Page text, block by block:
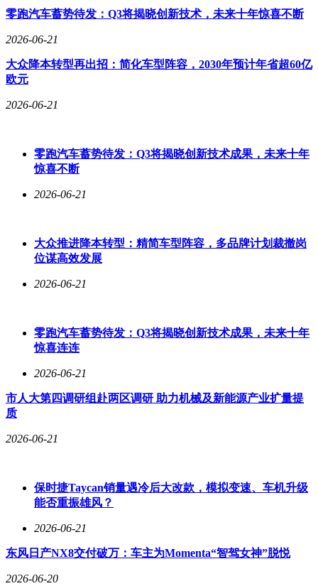
零跑汽车蓄势待发：Q3将揭晓创新技术，未来十年惊喜不断
2026-06-21
大众降本转型再出招：简化车型阵容，2030年预计年省超60亿
欧元
2026-06-21
零跑汽车蓄势待发：Q3将揭晓创新技术成果，未来十年
惊喜不断
2026-06-21
大众推进降本转型：精简车型阵容，多品牌计划裁撤岗
位谋高效发展
2026-06-21
零跑汽车蓄势待发：Q3将揭晓创新技术成果，未来十年
惊喜连连
2026-06-21
市人大第四调研组赴两区调研 助力机械及新能源产业扩量提
质
2026-06-21
保时捷Taycan销量遇冷后大改款，模拟变速、车机升级
能否重振雄风？
2026-06-21
东风日产NX8交付破万：车主为Momenta“智驾女神”脱悦
2026-06-20